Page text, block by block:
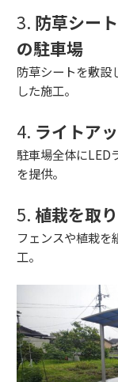
3. 防草シー
の駐車場
防草シートを敷設
した施工。
4. ライトア
駐車場全体にLED
を提供。
5. 植栽を取
フェンスや植栽を
工。